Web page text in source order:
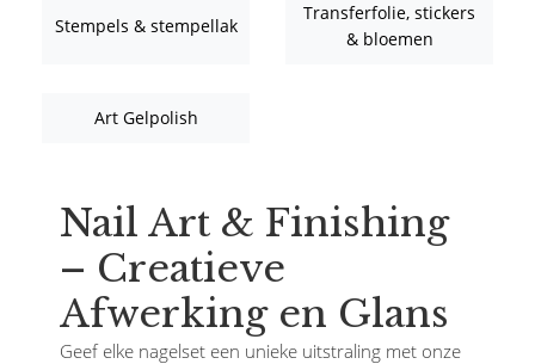
Stempels & stempellak
Transferfolie, stickers
& bloemen
Art Gelpolish
Nail Art & Finishing
– Creatieve
Afwerking en Glans
Geef elke nagelset een unieke uitstraling met onze